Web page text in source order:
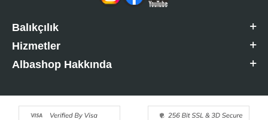
Balıkçılık
Hizmetler
Albashop Hakkında